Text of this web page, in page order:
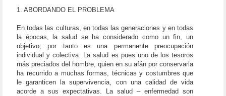
1. ABORDANDO EL PROBLEMA
En todas las culturas, en todas las generaciones y en todas
la épocas, la salud se ha considerado como un fin, un
objetivo; por tanto es una permanente preocupación
individual y colectiva. La salud es pues uno de los tesoros
más preciados del hombre, quien en su afán por conservarla
ha recurrido a muchas formas, técnicas y costumbres que
le garanticen la supervivencia, con una calidad de vida
acorde a sus expectativas. La salud – enfermedad son